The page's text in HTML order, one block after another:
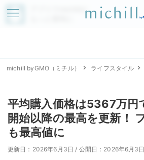
アプリでmichillが
michill byGMO（ミチル） ライフスタイル
平均購入価格は5367万円
開始以降の最高を更新！
も最高値に
更新日：2026年6月3日 / 公開日：2026年6月3日